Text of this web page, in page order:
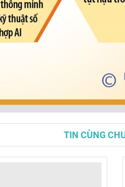
TIN CÙNG